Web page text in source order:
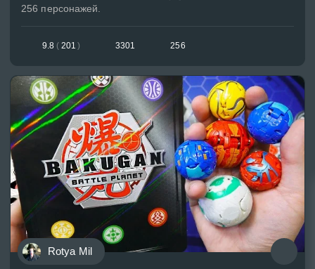
256 персонажей.
9.8 ( 201 ) 3301 256
Rotya Mil